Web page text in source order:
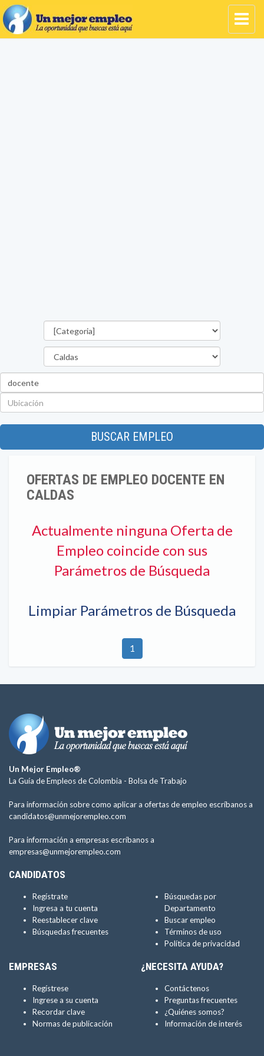
BUSCAR EMPLEO
OFERTAS DE EMPLEO DOCENTE EN
CALDAS
Actualmente ninguna Oferta de
Empleo coincide con sus
Parámetros de Búsqueda
Limpiar Parámetros de Búsqueda
1
Un Mejor Empleo®
La Guía de Empleos de Colombia - Bolsa de Trabajo
Para información sobre como aplicar a ofertas de empleo escríbanos a
candidatos@unmejorempleo.com
Para información a empresas escríbanos a
empresas@unmejorempleo.com
CANDIDATOS
Regístrate
Ingresa a tu cuenta
Reestablecer clave
Búsquedas frecuentes
Búsquedas por
Departamento
Buscar empleo
Términos de uso
Política de privacidad
EMPRESAS
Regístrese
Ingrese a su cuenta
Recordar clave
Normas de publicación
¿NECESITA AYUDA?
Contáctenos
Preguntas frecuentes
¿Quiénes somos?
Información de interés